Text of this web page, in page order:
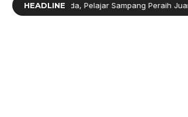
HEADLINE
Pelajar Sampang Peraih Juara KSPI